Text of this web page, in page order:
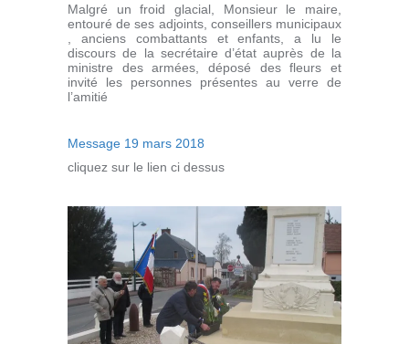
Malgré un froid glacial, Monsieur le maire,
entouré de ses adjoints, conseillers municipaux
, anciens combattants et enfants, a lu le
discours de la secrétaire d’état auprès de la
ministre des armées, déposé des fleurs et
invité les personnes présentes au verre de
l’amitié
Message 19 mars 2018
cliquez sur le lien ci dessus